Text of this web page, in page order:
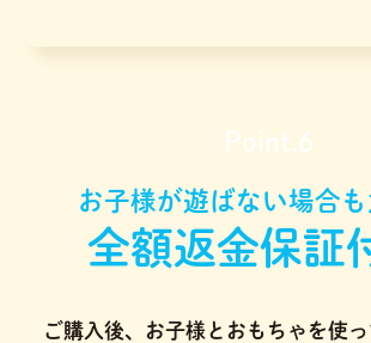
Point.6
お子様が遊ばない場合
全額返金保証
ご購入後、お子様とおもちゃを使